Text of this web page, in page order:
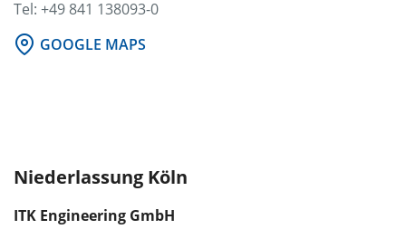
Tel: +49 841 138093-0
GOOGLE MAPS
Niederlassung Köln
ITK Engineering GmbH